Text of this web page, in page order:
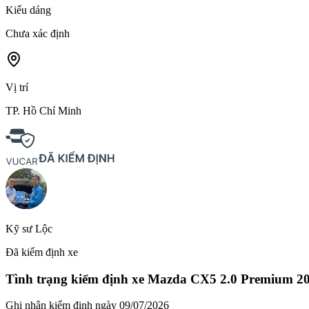
Kiểu dáng
Chưa xác định
Vị trí
TP. Hồ Chí Minh
Kỹ sư Lộc
Đã kiểm định xe
Tình trạng kiểm định xe Mazda CX5 2.0 Premium
Ghi nhận kiểm định ngày 09/07/2026